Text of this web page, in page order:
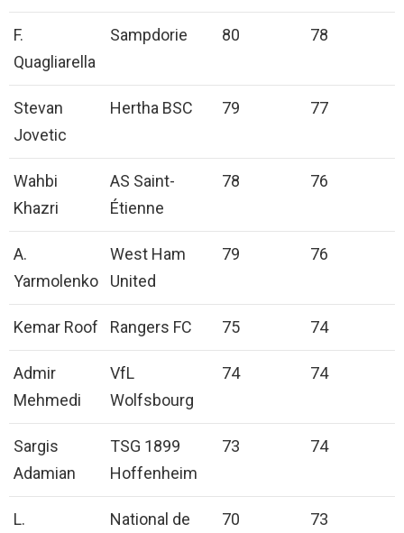
F.
Quagliarella
Sampdorie 80 78
Stevan
Jovetic
Hertha BSC 79 77
Wahbi
Khazri
AS Saint-
Étienne
78 76
A.
Yarmolenko
West Ham
United
79 76
Kemar Roof Rangers FC 75 74
Admir
Mehmedi
VfL
Wolfsbourg
74 74
Sargis
Adamian
TSG 1899
Hoffenheim
73 74
L.
National de
70 73